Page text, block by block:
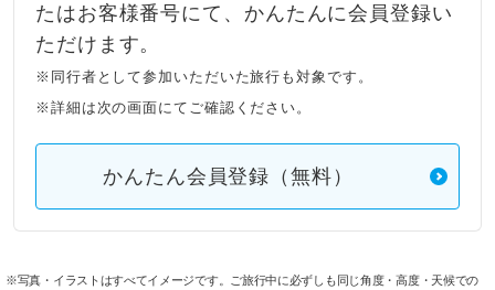
たはお客様番号にて、かんたんに会員登録い
ただけます。
※同行者として参加いただいた旅行も対象です。
※詳細は次の画面にてご確認ください。
かんたん会員登録（無料）
※写真・イラストはすべてイメージです。ご旅行中に必ずしも同じ角度・高度・天候での